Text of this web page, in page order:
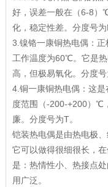
好，误差一般在（6-8）
化，稳定性差。分度号为
3.镍铬一康铜热电偶：
工作温度为60℃。它是
高，但极易氧化。分度号
4.铜一康铜热电偶：这
度范围（-200-+200）℃
廉。分度号为T。
铠装热电偶是由热电极
它可以做得很细很长，
是：热情性小、热接点
用广泛。